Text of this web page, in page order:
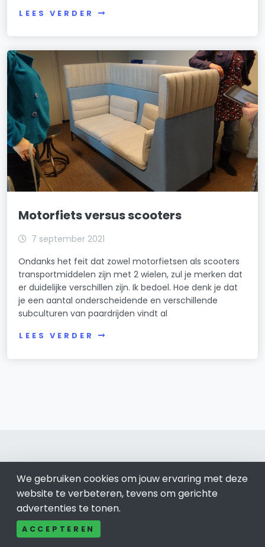
LEES VERDER
Motorfiets versus scooters
7 september 2021
Ondanks het feit dat zowel motorfietsen als scooters
transportmiddelen zijn met 2 wielen, zul je merken dat
er duidelijke verschillen zijn. Ik bedoel. Hoe denk je dat
je een aantal onderscheidende en verschillende
subculturen van paardrijden vindt al
LEES VERDER
Nissewaard
Bel ons: 085-04 10 177
Contact
We gebruiken cookies om jouw ervaring met deze
website te verbeteren, tevens om gerichte
advertenties te tonen.
ACCEPTEREN